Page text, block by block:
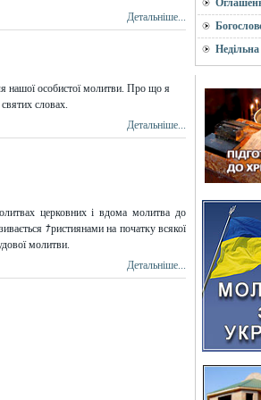
Детальніше...
нашої особистої молитви. Про що я
словах.
Детальніше...
церковних і вдома молитва до
ﾅристиянами на початку всякої
молитви.
Детальніше...